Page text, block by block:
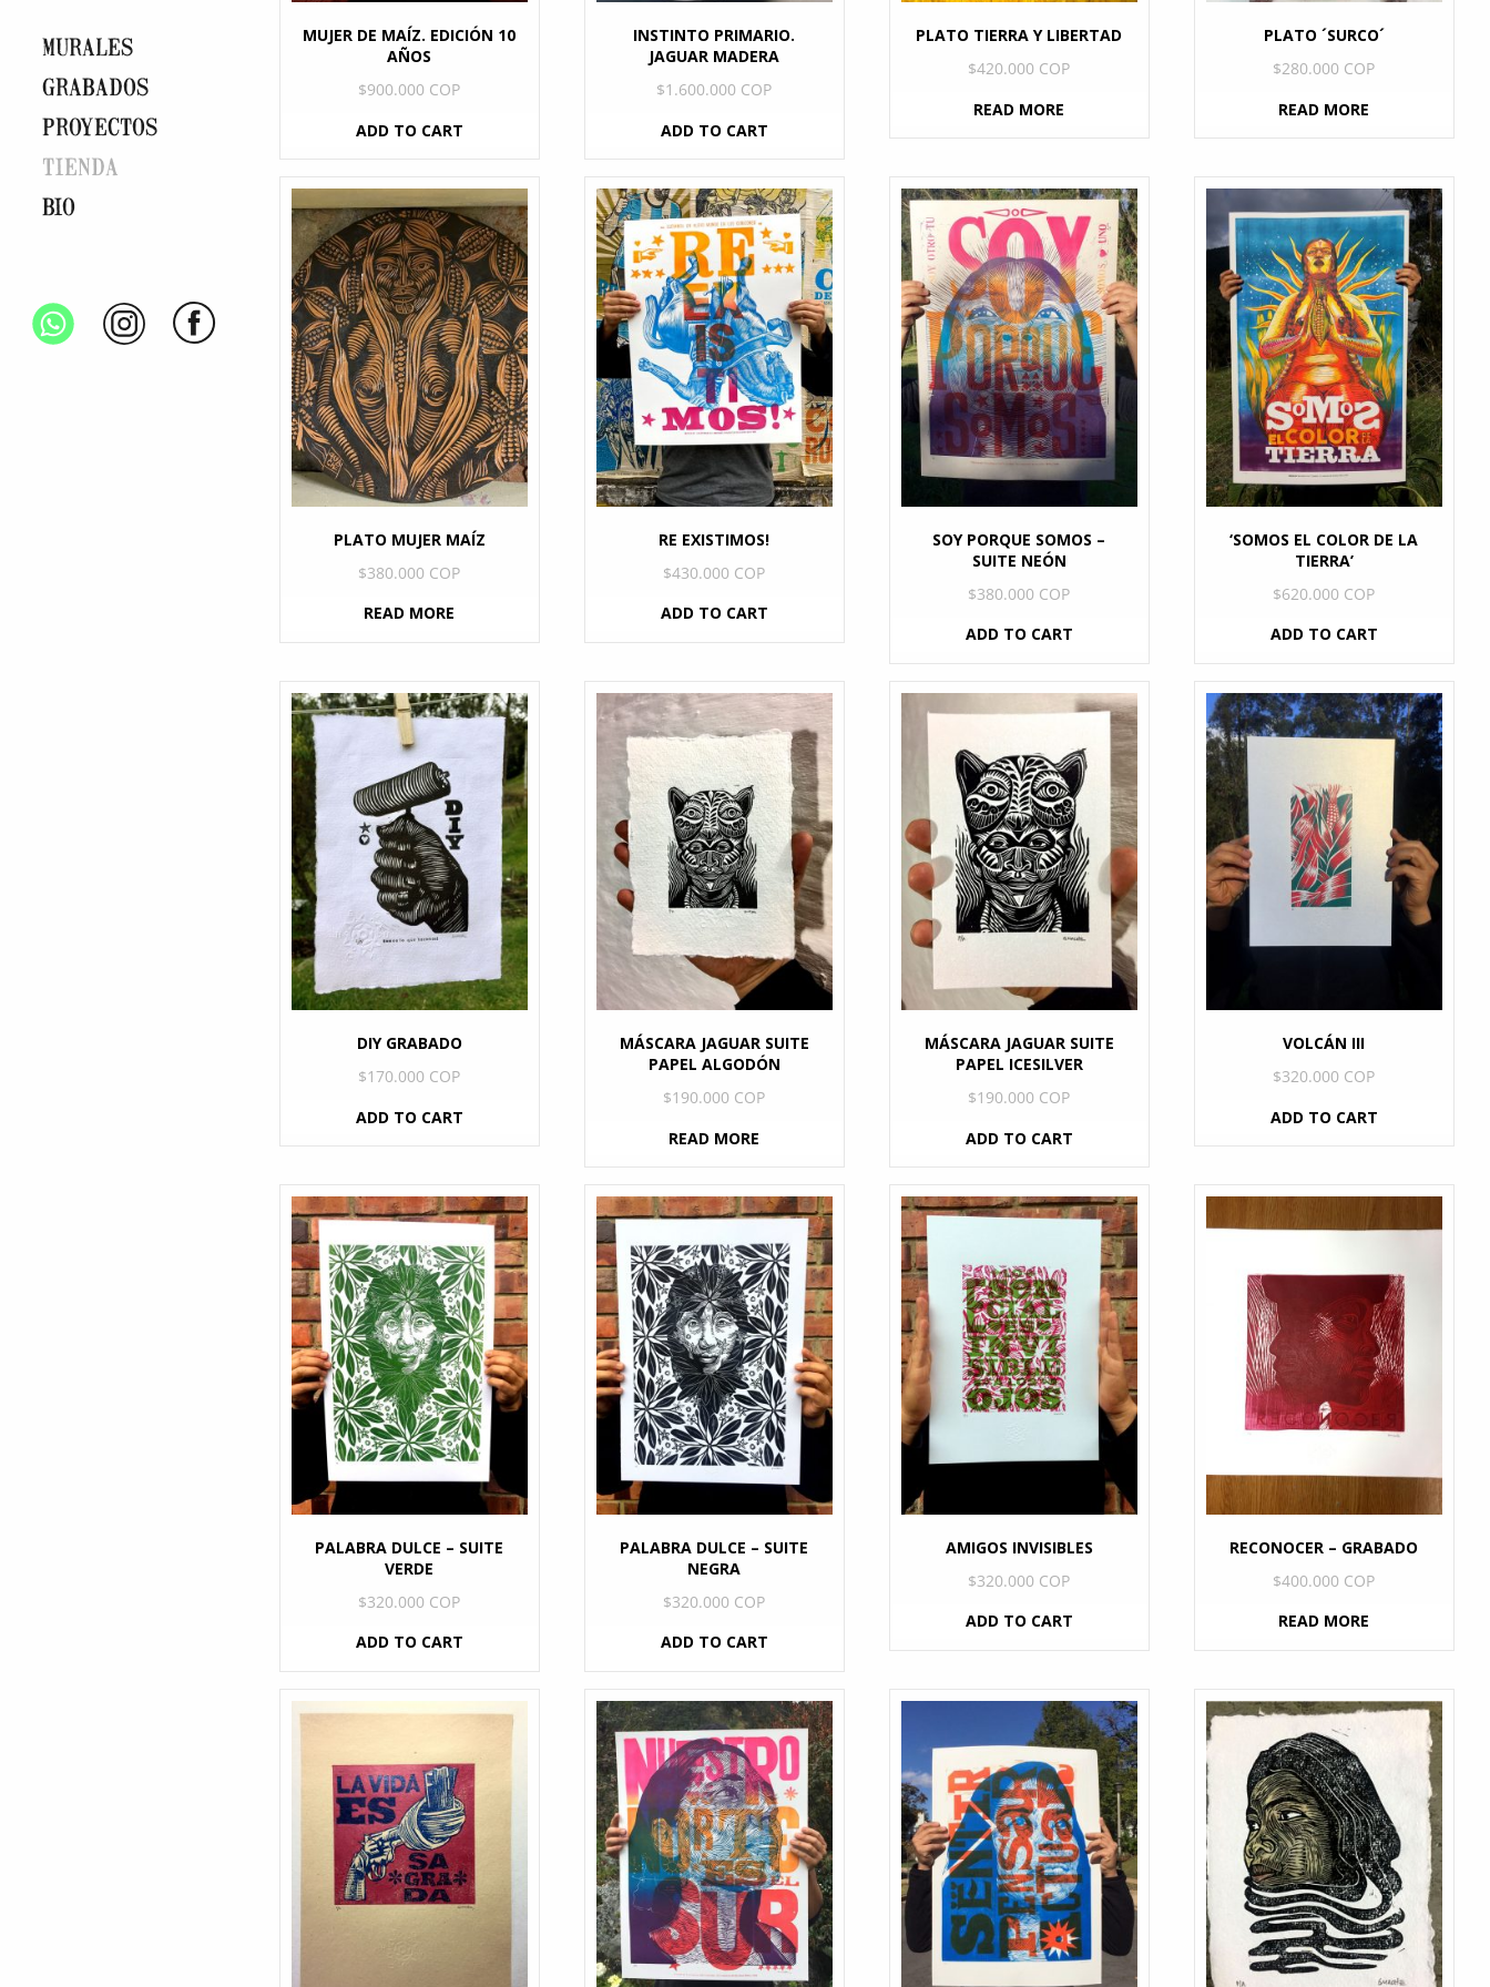
MURALES
GRABADOS
PROYECTOS
TIENDA
BIO
MUJER DE MAÍZ. EDICIÓN 10
AÑOS
$900.000 COP
ADD TO CART
INSTINTO PRIMARIO.
JAGUAR MADERA
$1.600.000 COP
ADD TO CART
PLATO TIERRA Y LIBERTAD
$420.000 COP
READ MORE
PLATO ´SURCO´
$280.000 COP
READ MORE
PLATO MUJER MAÍZ
$380.000 COP
READ MORE
RE EXISTIMOS!
$430.000 COP
ADD TO CART
SOY PORQUE SOMOS –
SUITE NEÓN
$380.000 COP
ADD TO CART
‘SOMOS EL COLOR DE LA
TIERRA’
$620.000 COP
ADD TO CART
DIY GRABADO
$170.000 COP
ADD TO CART
MÁSCARA JAGUAR SUITE
PAPEL ALGODÓN
$190.000 COP
READ MORE
MÁSCARA JAGUAR SUITE
PAPEL ICESILVER
$190.000 COP
ADD TO CART
VOLCÁN III
$320.000 COP
ADD TO CART
PALABRA DULCE – SUITE
VERDE
$320.000 COP
ADD TO CART
PALABRA DULCE – SUITE
NEGRA
$320.000 COP
ADD TO CART
AMIGOS INVISIBLES
$320.000 COP
ADD TO CART
RECONOCER – GRABADO
$400.000 COP
READ MORE